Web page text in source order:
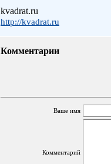
kvadrat.ru
http://kvadrat.ru
Комментарии
Ваше имя
Комментарий